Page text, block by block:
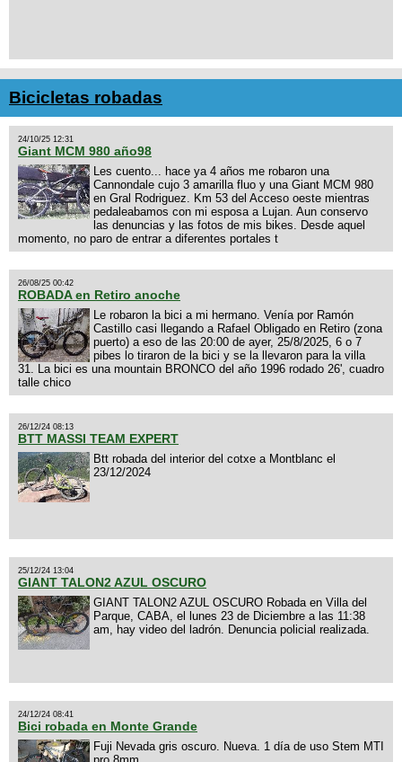
Bicicletas robadas
24/10/25 12:31
Giant MCM 980 año98
Les cuento... hace ya 4 años me robaron una
Cannondale cujo 3 amarilla fluo y una Giant MCM 980
en Gral Rodriguez. Km 53 del Acceso oeste mientras
pedaleabamos con mi esposa a Lujan. Aun conservo
las denuncias y las fotos de mis bikes. Desde aquel
momento, no paro de entrar a diferentes portales t
26/08/25 00:42
ROBADA en Retiro anoche
Le robaron la bici a mi hermano. Venía por Ramón
Castillo casi llegando a Rafael Obligado en Retiro (zona
puerto) a eso de las 20:00 de ayer, 25/8/2025, 6 o 7
pibes lo tiraron de la bici y se la llevaron para la villa
31. La bici es una mountain BRONCO del año 1996 rodado 26', cuadro
talle chico
26/12/24 08:13
BTT MASSI TEAM EXPERT
Btt robada del interior del cotxe a Montblanc el
23/12/2024
25/12/24 13:04
GIANT TALON2 AZUL OSCURO
GIANT TALON2 AZUL OSCURO Robada en Villa del
Parque, CABA, el lunes 23 de Diciembre a las 11:38
am, hay video del ladrón. Denuncia policial realizada.
24/12/24 08:41
Bici robada en Monte Grande
Fuji Nevada gris oscuro. Nueva. 1 día de uso Stem MTI